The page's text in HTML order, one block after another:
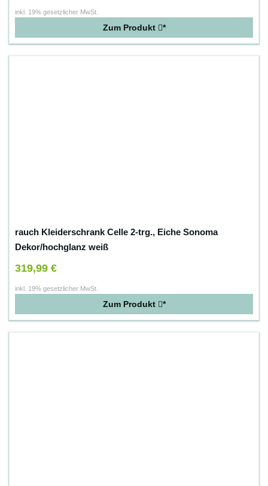
inkl. 19% gesetzlicher MwSt.
Zum Produkt *
rauch Kleiderschrank Celle 2-trg., Eiche Sonoma
Dekor/hochglanz weiß
319,99 €
inkl. 19% gesetzlicher MwSt.
Zum Produkt *